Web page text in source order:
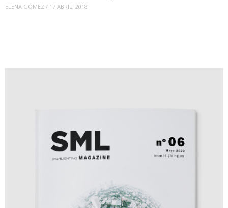
ELENA GÓMEZ / 17 ABRIL, 2018